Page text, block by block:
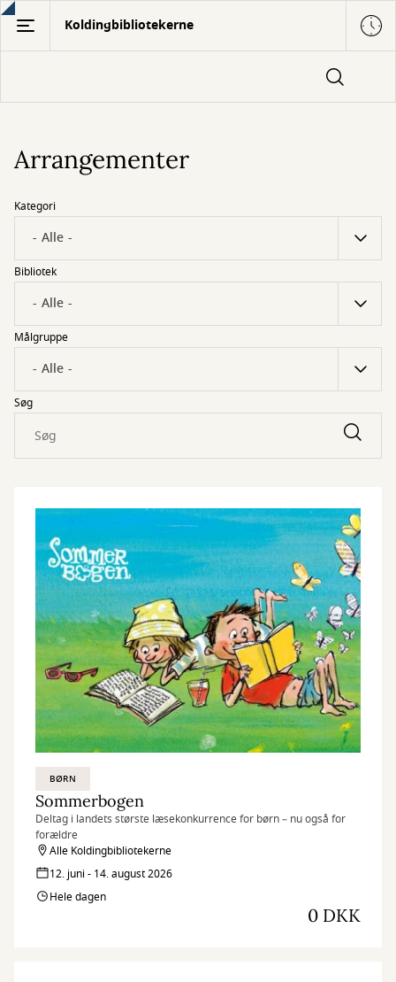
Gå
hovedindhold
Koldingbibliotekerne
Arrangementer
Kategori
Bibliotek
Målgruppe
Søg
BØRN
Sommerbogen
Deltag i landets største læsekonkurrence for børn – nu også for
forældre
Alle Koldingbibliotekerne
12. juni - 14. august 2026
Hele dagen
0 DKK